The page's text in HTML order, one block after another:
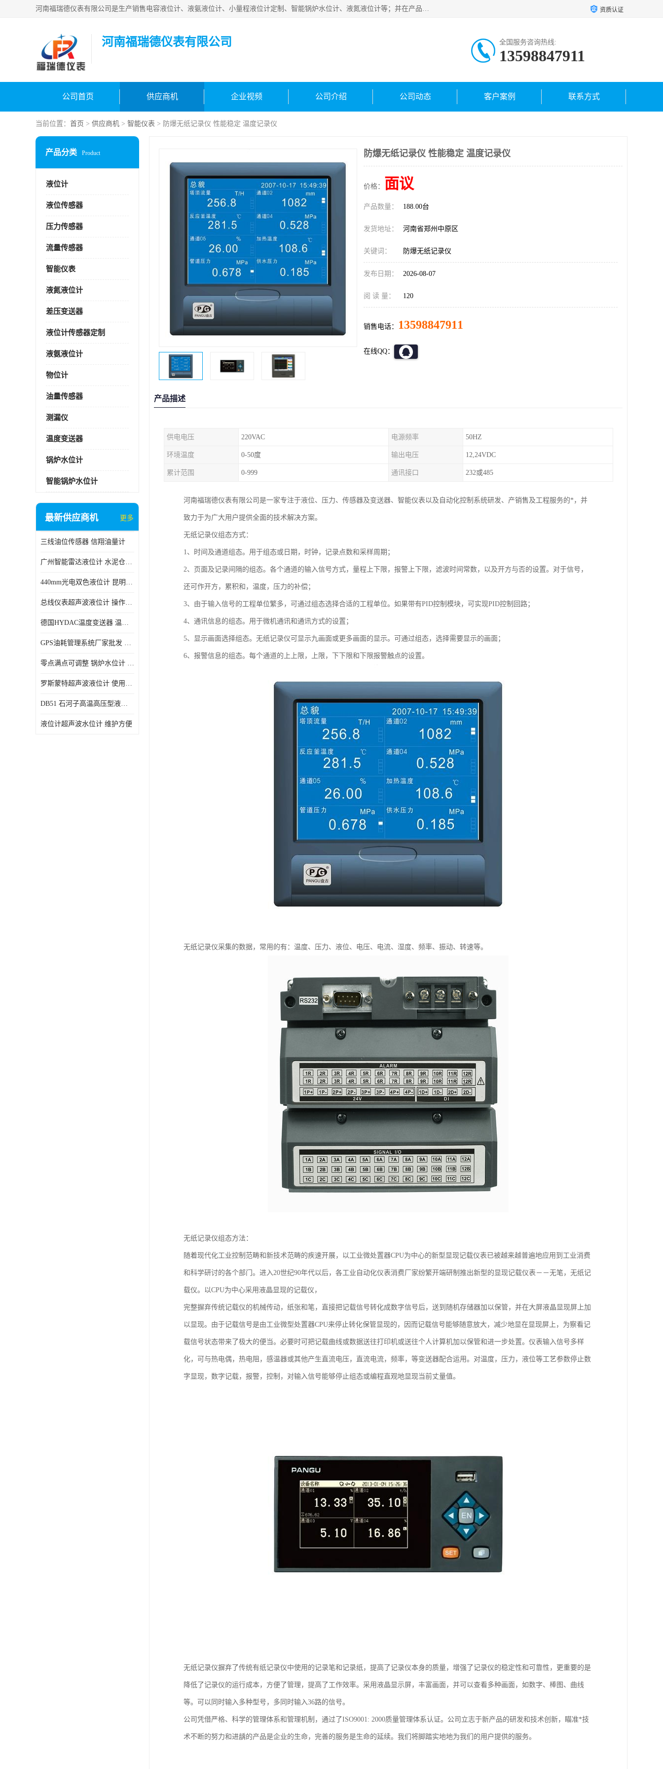
河南福瑞德仪表有限公司是生产销售电容液位计、液氨液位计、小量程液位计定制、智能锅炉水位计、液氮液位计等；并在产品开发、研制的过程中，吸取国内外仪器仪表的技术精华，建立了一支高、精、尖的科研开发队伍，使产品性能不断升级。 资质认证
河南福瑞德仪表有限公司 全国服务咨询热线:
13598847911
公司首页 供应商机 企业视频 公司介绍 公司动态 客户案例 联系方式
当前位置： 首页 > 供应商机 > 智能仪表 > 防爆无纸记录仪 性能稳定 温度记录仪
产品分类 Product
液位计
液位传感器
压力传感器
流量传感器
智能仪表
液氮液位计
差压变送器
液位计传感器定制
液氨液位计
物位计
油量传感器
测漏仪
温度变送器
锅炉水位计
智能锅炉水位计
最新供应商机 更多
三线油位传感器 信翔油量计
广州智能雷达液位计 水泥仓料位
440mm光电双色液位计 昆明锅炉汽包用光电液位计
总线仪表超声波液位计 操作简单
德国HYDAC温度变送器 温度变送器工作原理 市场性价比优
GPS油耗管理系统厂家批发 CR-606 汽车油位传感器故障
零点满点可调整 锅炉水位计 太原智能锅炉汽包液位计生产厂家
罗斯蒙特超声波液位计 使用寿命长
DB51 石河子高温高压型液位变送器 性能稳定
液位计超声波水位计 维护方便
防爆无纸记录仪 性能稳定 温度记录仪
价格： 面议
产品数量： 188.00台
发货地址： 河南省郑州中原区
关键词： 防爆无纸记录仪
发布日期： 2026-08-07
阅 读 量： 120
销售电话： 13598847911
在线QQ：
产品描述
供电电压 220VAC 电源频率 50HZ
环境温度 0-50度 输出电压 12,24VDC
累计范围 0-999 通讯接口 232或485
河南福瑞德仪表有限公司是一家专注于液位、压力、传感器及变送器、智能仪表以及自动化控制系统研发、产销售及工程服务的*，并
致力于为广大用户提供全面的技术解决方案。
无纸记录仪组态方式：
1、时间及通道组态。用于组态或日期，时钟，记录点数和采样周期；
2、页面及记录间隔的组态。各个通道的输入信号方式，量程上下限，报警上下限，滤波时间常数，以及开方与否的设置。对于信号，
还可作开方，累积和，温度，压力的补偿；
3、由于输入信号的工程单位繁多，可通过组态选择合适的工程单位。如果带有PID控制模块，可实现PID控制回路；
4、通讯信息的组态。用于微机通讯和通讯方式的设置；
5、显示画面选择组态。无纸记录仪可显示九画面或更多画面的显示。可通过组态，选择需要显示的画面；
6、报警信息的组态。每个通道的上上限，上限，下下限和下限报警触点的设置。
无纸记录仪采集的数据，常用的有：温度、压力、液位、电压、电流、湿度、频率、振动、转速等。
无纸记录仪组态方法：
随着现代化工业控制范畴和新技术范畴的疾速开展，以工业微处置器CPU为中心的新型显现记载仪表已被越来越普遍地应用到工业消费
和科学研讨的各个部门。进入20世纪90年代以后，各工业自动化仪表消费厂家纷繁开端研制推出新型的显现记载仪表－－无笔，无纸记
载仪。以CPU为中心采用液晶显现的记载仪，
完整摒弃传统记载仪的机械传动，纸张和笔，直接把记载信号转化成数字信号后，送到随机存储器加以保管，并在大屏液晶显现屏上加
以显现。由于记载信号是由工业微型处置器CPU来停止转化保管显现的，因而记载信号能够随意放大，减少地显在显现屏上，为察看记
载信号状态带来了极大的便当。必要时可把记载曲线或数据送往打印机或送往个人计算机加以保管和进一步处置。仪表输入信号多样
化，可与热电偶，热电阻，感温器或其他产生直流电压，直流电流，频率，等变送器配合运用。对温度，压力，液位等工艺参数停止数
字显现，数字记载，报警，控制，对输入信号能够停止组态或编程直观地显现当前丈量值。
无纸记录仪摒弃了传统有纸记录仪中使用的记录笔和记录纸，提高了记录仪本身的质量，增强了记录仪的稳定性和可靠性，更重要的是
降低了记录仪的运行成本，方便了管理，提高了工作效率。采用液晶显示屏，丰富画面，并可以查看多种画面，如数字、棒图、曲线
等。可以同时输入多种型号，多同时输入36路的信号。
公司凭借严格、科学的管理体系和管理机制，通过了ISO9001: 2000质量管理体系认证。公司立志于新产品的研发和技术创新，瞄准*技
术不断的努力和进龋的产品是企业的生命，完善的服务是生命的延续。我们将脚踏实地地为我们的用户提供的服务。